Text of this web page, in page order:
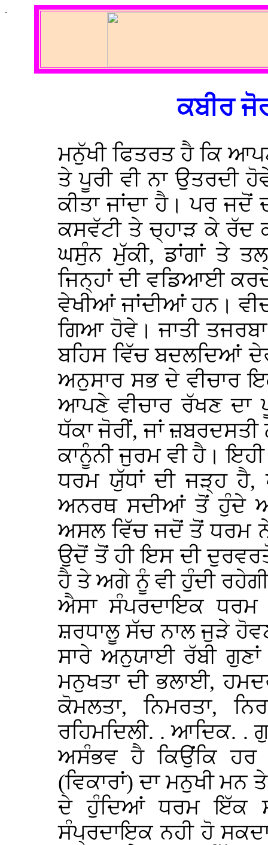
.
ਕਬੀਰ
ਮਨੁੱਖੀ ਫਿਤਰਤ ਹੈ ਕਿ
ਤੇ ਪੂਰੀ ਵੀ ਨਾ ਉਤਰਦੀ
ਕੀਤਾ ਜਾਂਦਾ ਹੈ। ਪਰ
ਕਸਵੱਟੀ ਤੇ ਚ੍ਹਾੜ ਕੇ ਰੱਦ
ਘਸੁੰਨ ਮੁੱਕੀ, ਡਾਂਗਾਂ ਤੇ
ਜਿਨ੍ਹਾਂ ਦੀ ਵਡਿਆਈ
ਵੇਖੀਆਂ ਜਾਂਦੀਆਂ ਹਨ।
ਗਿਆ ਹੋਵੇ। ਜਾਤੀ
ਬਹਿਸ ਵਿੱਚ ਬਦਲਦਿਆਂ
ਅਨੁਸਾਰ ਸਭ ਦੇ ਵੀਚਾਰ
ਆਪਣੇ ਵੀਚਾਰ ਰੱਖਣ ਦਾ
ਧੱਕਾ ਜੋਰੀਂ, ਜਾਂ
ਕਾਨੂੰਨੀ ਜੁਰਮ ਵੀ ਹੈ।
ਧਰਮ ਯੁੱਧਾਂ ਦੀ ਜੜ੍ਹ
ਅਨਰਥ ਸਦੀਆਂ ਤੋਂ ਹੁੰਦੇ
ਅਸਲ ਵਿੱਚ ਜਦੋਂ ਤੋਂ ਧਰਮ
ਉਦੋਂ ਤੋਂ ਹੀ ਇਸ ਦੀ
ਹੈ ਤੇ ਅਗੇ ਨੂੰ ਵੀ ਹੁੰਦੀ
ਐਸਾ ਸੰਪਰਦਾਇਕ ਧਰਮ
ਸ਼ਰਧਾਲੂ ਸੱਚ ਨਾਲ ਜੁੜੇ
ਸਾਰੇ ਅਨੁਯਾਈ ਰੱਬੀ ਗੁਣਾਂ
ਮਨੁਖਤਾ ਦੀ ਭਲਾਈ,
ਕੋਮਲਤਾ, ਨਿਮਰਤਾ,
ਰਹਿਮਦਿਲੀ. . ਆਦਿਕ. .
ਅਸੰਭਵ ਹੈ ਕਿਉਂਕਿ
(ਵਿਕਾਰਾਂ) ਦਾ ਮਨੁਖੀ
ਦੇ ਹੁੰਦਿਆਂ ਧਰਮ ਇੱਕ
ਸੰਪ੍ਰਦਾਇਕ ਨਹੀ ਹੋ